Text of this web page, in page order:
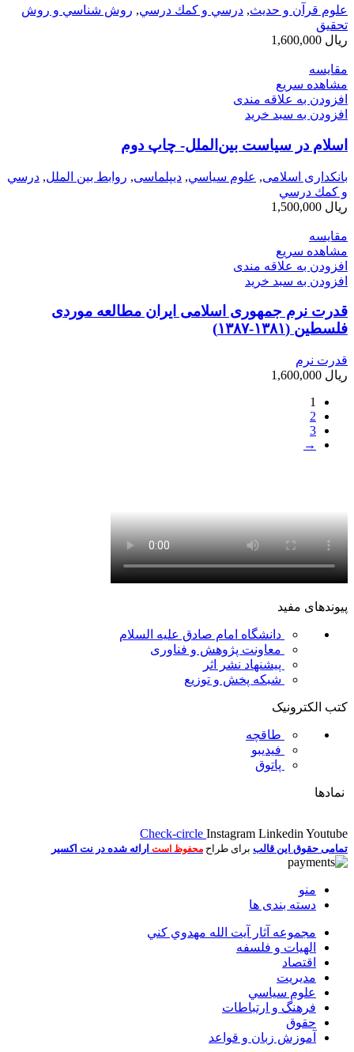
علوم قرآن و حدیث, درسي و كمك درسي, روش شناسي و روش
تحقيق
ریال
مقایسه
مشاهده سریع
افزودن به علاقه مندی
افزودن به سبد خرید
اسلام در سیاست بین‌الملل- چاپ دوم
بانکداری اسلامی, علوم سياسي, دیپلماسی, روابط بین الملل, درسي
و كمك درسي
ریال
مقایسه
مشاهده سریع
افزودن به علاقه مندی
افزودن به سبد خرید
قدرت نرم جمهوری اسلامی ایران مطالعه موردی
فلسطین (۱۳۸۱-۱۳۸۷)
قدرت نرم
ریال
1
2
3
→
پیوندهای مفید
دانشگاه امام صادق علیه السلام
معاونت پژوهش و فناوری
پیشنهاد نشر اثر
شبکه پخش و توزیع
کتب الکترونیک
طاقچه
فیدیبو
پاتوق
نمادها
Check-circle Instagram Linkedin Youtube
تمامی حقوق این قالب برای طراح محفوظ است ارائه شده در نت اکسیر
منو
دسته بندی ها
مجموعه آثار آيت الله مهدوي كني
الهیات و فلسفه
اقتصاد
مديريت
علوم سياسي
فرهنگ و ارتباطات
حقوق
آموزش زبان و قواعد